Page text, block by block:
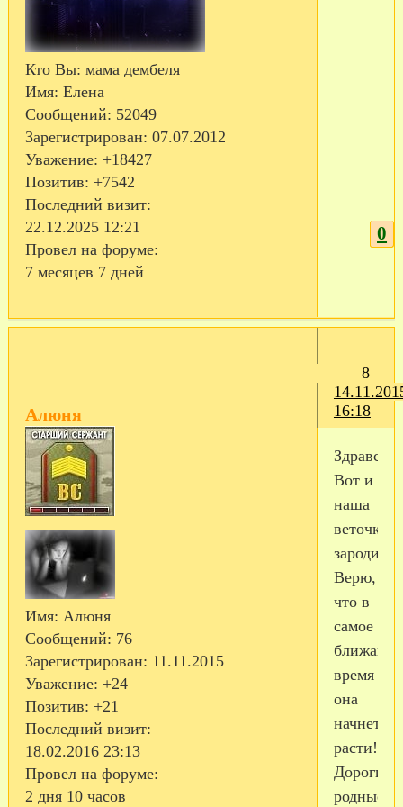
Кто Вы: мама дембеля
Имя: Елена
Сообщений: 52049
Зарегистрирован: 07.07.2012
Уважение: +18427
Позитив: +7542
Последний визит:
22.12.2025 12:21
Провел на форуме:
7 месяцев 7 дней
0
8
16:18
Алюня
Имя: Алюня
Сообщений: 76
Зарегистрирован: 11.11.2015
Уважение: +24
Позитив: +21
Последний визит:
18.02.2016 23:13
Провел на форуме:
2 дня 10 часов
Вот и
наша
веточка
Верю,
что в
самое
время
она
начнет
расти!
Дорогие
родные,